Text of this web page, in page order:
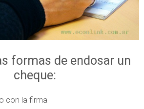
cheque:
con la firma